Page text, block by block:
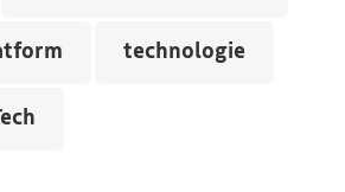
technologie